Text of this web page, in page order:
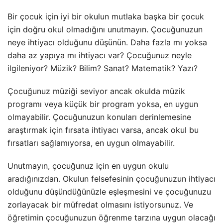
Bir çocuk için iyi bir okulun mutlaka başka bir çocuk
için doğru okul olmadığını unutmayın. Çocuğunuzun
neye ihtiyacı olduğunu düşünün. Daha fazla mı yoksa
daha az yapıya mı ihtiyacı var? Çocuğunuz neyle
ilgileniyor? Müzik? Bilim? Sanat? Matematik? Yazı?
Çocuğunuz müziği seviyor ancak okulda müzik
programı veya küçük bir program yoksa, en uygun
olmayabilir. Çocuğunuzun konuları derinlemesine
araştırmak için fırsata ihtiyacı varsa, ancak okul bu
fırsatları sağlamıyorsa, en uygun olmayabilir.
Unutmayın, çocuğunuz için en uygun okulu
aradığınızdan. Okulun felsefesinin çocuğunuzun ihtiyacı
olduğunu düşündüğünüzle eşleşmesini ve çocuğunuzu
zorlayacak bir müfredat olmasını istiyorsunuz. Ve
öğretimin çocuğunuzun öğrenme tarzına uygun olacağı